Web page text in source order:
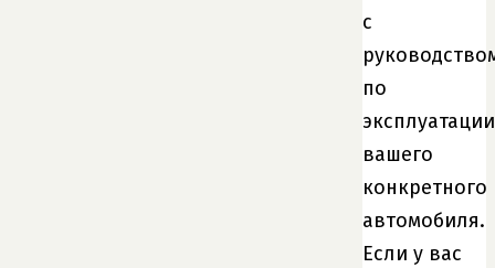
с
по
эксплуатации
вашего
конкретного
автомобиля.
Если у вас